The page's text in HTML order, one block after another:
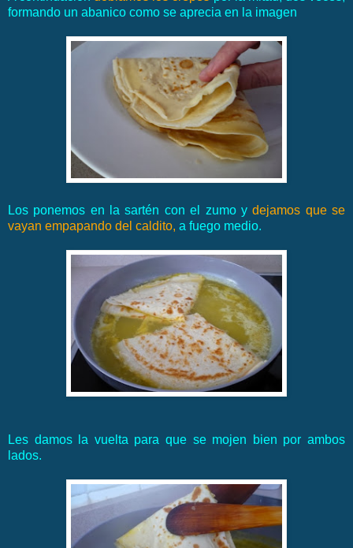
formando un abanico como se aprecia en la imagen
Los ponemos en la sartén con el zumo ydejamos que se
vayan empapando del caldito, a fuego medio.
Les damos la vuelta para que se mojen bien por ambos
lados.